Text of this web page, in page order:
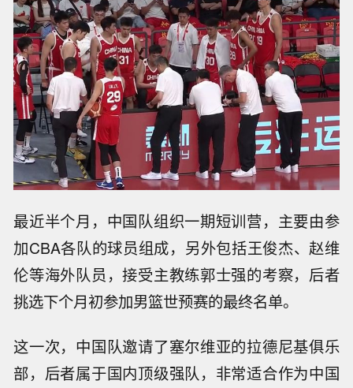
最近半个月，中国队组织一期短训营，主要由参
加CBA各队的球员组成，另外包括王俊杰、赵维
伦等海外队员，接受主教练郭士强的考察，后者
挑选下个月初参加男篮世预赛的最终名单。
这一次，中国队邀请了塞尔维亚的拉德尼基俱乐
部，后者属于国内顶级强队，非常适合作为中国